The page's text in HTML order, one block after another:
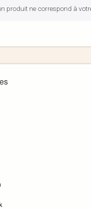
produit ne correspond à